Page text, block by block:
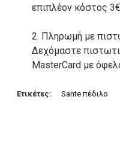
επιπλέον κόστος
2. Πληρωμή με
Δεχόμαστε
MasterCard με
μας κατάστημα
Ετικέτες: Sante πέδιλο